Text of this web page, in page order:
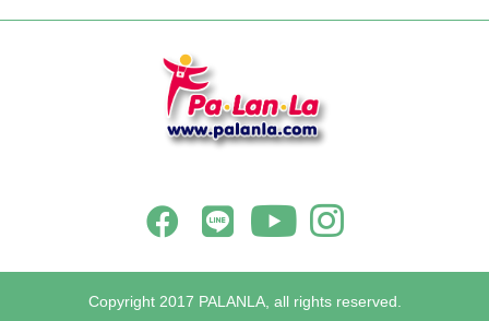
Copyright 2017 PALANLA, all rights reserved.